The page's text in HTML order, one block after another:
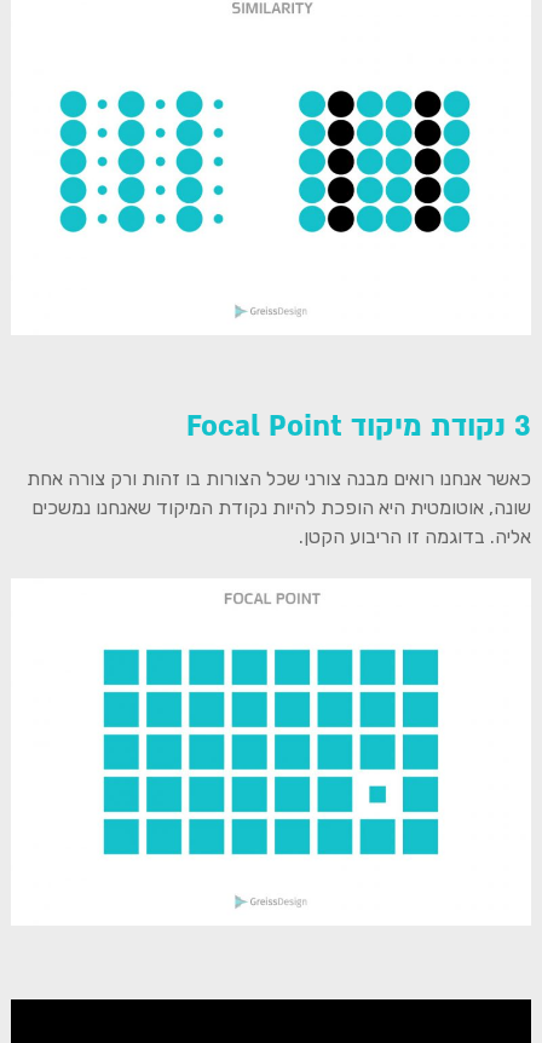
3 נקודת מיקוד Focal Point
כאשר אנחנו רואים מבנה צורני שכל הצורות בו זהות ורק צורה אחת
שונה, אוטומטית היא הופכת להיות נקודת המיקוד שאנחנו נמשכים
אליה. בדוגמה זו הריבוע הקטן.